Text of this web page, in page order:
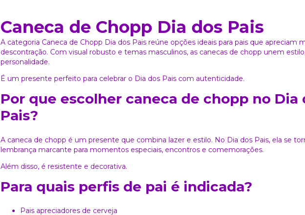
Caneca de Chopp Dia dos Pais
A categoria Caneca de Chopp Dia dos Pais reúne opções ideais para pais que apreciam
descontração. Com visual robusto e temas masculinos, as canecas de chopp unem
personalidade.
É um presente perfeito para celebrar o Dia dos Pais com autenticidade.
Por que escolher caneca de chopp no Dia
Pais?
A caneca de chopp é um presente que combina lazer e estilo. No Dia dos Pais, ela se
lembrança marcante para momentos especiais, encontros e comemorações.
Além disso, é resistente e decorativa.
Para quais perfis de pai é indicada?
Pais apreciadores de cerveja